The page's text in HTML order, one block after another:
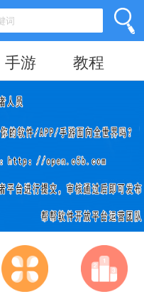
手游 教程